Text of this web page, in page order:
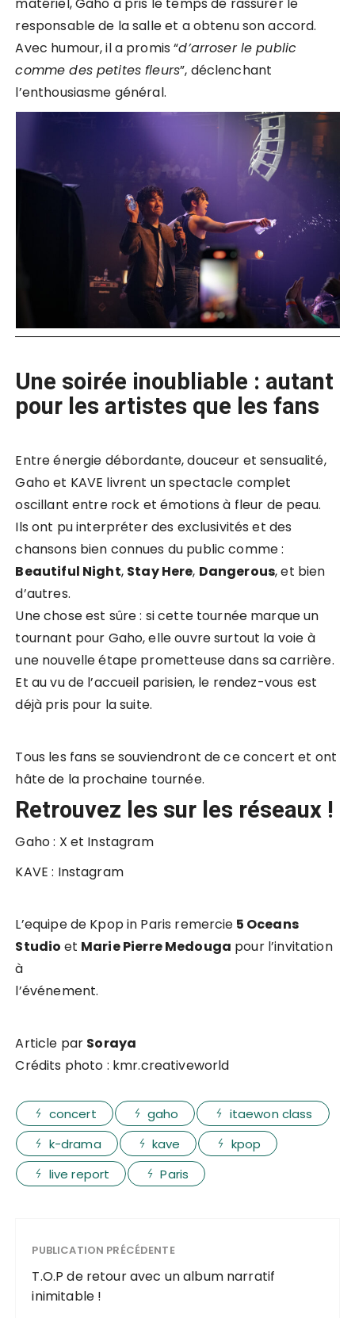
responsable de la salle et a obtenu son accord.
Avec humour, il a promis “d’arroser le public
comme des petites fleurs”, déclenchant
l’enthousiasme général.
Une soirée inoubliable : autant
pour les artistes que les fans
Entre énergie débordante, douceur et sensualité,
Gaho et KAVE livrent un spectacle complet
oscillant entre rock et émotions à fleur de peau.
Ils ont pu interpréter des exclusivités et des
chansons bien connues du public comme :
Beautiful Night, Stay Here, Dangerous, et bien
d’autres.
Une chose est sûre : si cette tournée marque un
tournant pour Gaho, elle ouvre surtout la voie à
une nouvelle étape prometteuse dans sa carrière.
Et au vu de l’accueil parisien, le rendez-vous est
déjà pris pour la suite.
Tous les fans se souviendront de ce concert et ont
hâte de la prochaine tournée.
Retrouvez les sur les réseaux !
Gaho : X et Instagram
KAVE : Instagram
L’equipe de Kpop in Paris remercie 5 Oceans
Studio et Marie Pierre Medouga pour l’invitation
à
l’événement.
Article par Soraya
Crédits photo : kmr.creativeworld
concert gaho
itaewon class
k-drama
kave
kpop
live report
Paris
PUBLICATION PRÉCÉDENTE
T.O.P de retour avec un album narratif
inimitable !